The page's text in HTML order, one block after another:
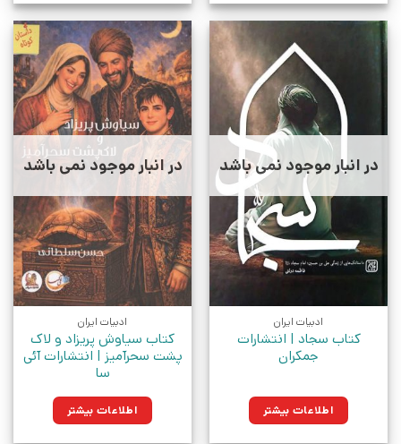
در انبار موجود نمی باشد
ادبیات ایران
کتاب سجاد | انتشارات
جمکران
اطلاعات بیشتر
در انبار موجود نمی باشد
ادبیات ایران
کتاب سیاوش پریزاد و لاک
پشت سحرآمیز | انتشارات آئی
سا
اطلاعات بیشتر